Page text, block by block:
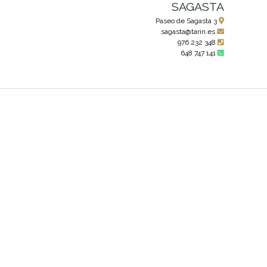
SAGASTA
Paseo de Sagasta 3
sagasta@tarin.es
976 232 348
648 747 141